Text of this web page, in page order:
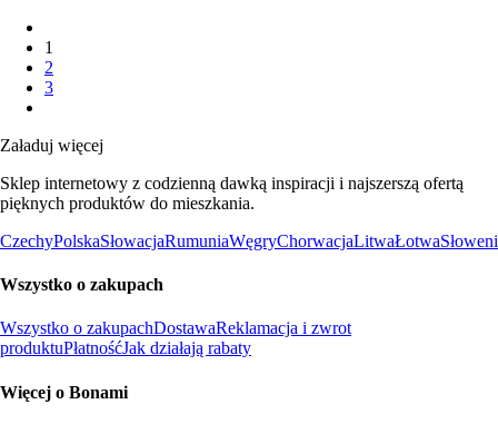
1
2
3
Załaduj więcej
Sklep internetowy z codzienną dawką inspiracji i najszerszą ofertą
pięknych produktów do mieszkania.
CzechyPolskaSłowacjaRumuniaWęgryChorwacjaLitwaŁotwa
Wszystko o zakupach
Wszystko o zakupachDostawaReklamacja i zwrot
produktuPłatnośćJak działają rabaty
Więcej o Bonami